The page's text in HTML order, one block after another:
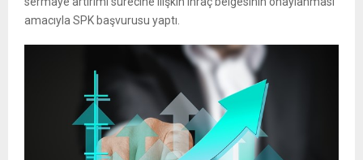
amacıyla SPK başvurusu yaptı.